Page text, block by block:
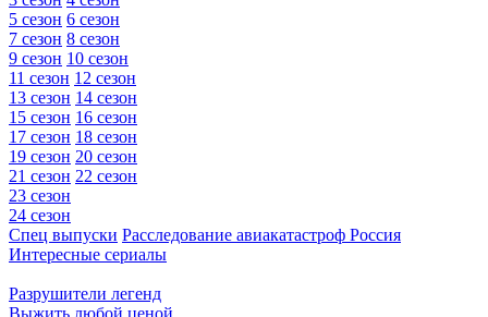
5 сезон 6 сезон
7 сезон 8 сезон
9 сезон 10 сезон
11 сезон 12 сезон
13 сезон 14 сезон
15 сезон 16 сезон
17 сезон 18 сезон
19 сезон 20 сезон
21 сезон 22 сезон
23 сезон
24 сезон
Спец выпуски Расследование авиакатастроф Россия
Интересные сериалы
Разрушители легенд
Выжить любой ценой